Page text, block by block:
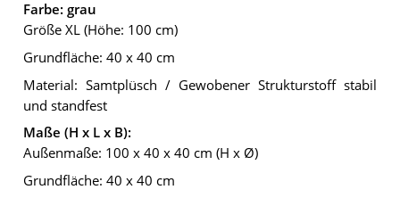
Farbe: grau
Größe XL (Höhe: 100 cm)
Grundfläche: 40 x 40 cm
Material: Samtplüsch / Gewobener Strukturstoff stabil
und standfest
Maße (H x L x B):
Außenmaße: 100 x 40 x 40 cm (H x Ø)
Grundfläche: 40 x 40 cm